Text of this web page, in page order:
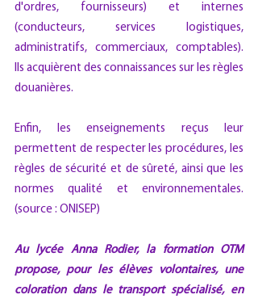
d'ordres, fournisseurs) et internes
(conducteurs, services logistiques,
administratifs, commerciaux, comptables).
Ils acquièrent des connaissances sur les règles
douanières.
Enfin, les enseignements reçus leur
permettent de respecter les procédures, les
règles de sécurité et de sûreté, ainsi que les
normes qualité et environnementales.
(source : ONISEP)
Au lycée Anna Rodier, la formation OTM
propose, pour les élèves volontaires, une
coloration dans le transport spécialisé, en